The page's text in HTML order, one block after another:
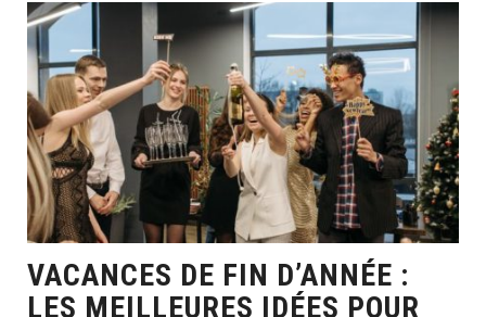
VACANCES DE FIN D’ANNÉE :
LES MEILLEURES IDÉES POUR